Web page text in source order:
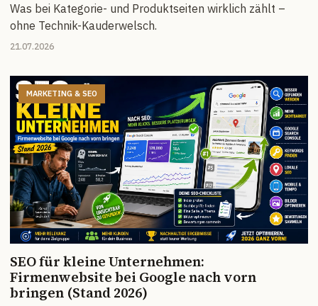
Was bei Kategorie- und Produktseiten wirklich zählt –
ohne Technik-Kauderwelsch.
21.07.2026
MARKETING & SEO
SEO für kleine Unternehmen:
Firmenwebsite bei Google nach vorn
bringen (Stand 2026)